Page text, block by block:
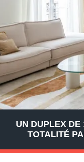
UN DUPLEX DE
TOTALITÉ